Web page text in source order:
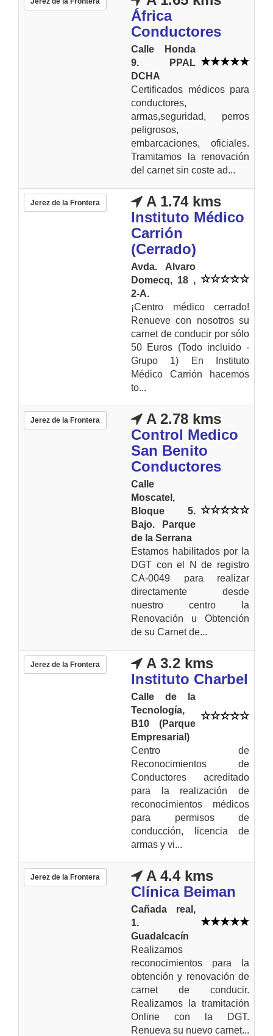
África
Conductores
Calle Honda
9. PPAL
DCHA
Certificados médicos para
conductores,
armas,seguridad, perros
peligrosos,
embarcaciones, oficiales.
Tramitamos la renovación
del carnet sin coste ad...
Jerez de la Frontera
A 1.74 kms
Instituto Médico
Carrión
(Cerrado)
Avda. Alvaro
Domecq, 18 ,
2-A.
¡Centro médico cerrado!
Renueve con nosotros su
carnet de conducir por sólo
50 Euros (Todo incluido -
Grupo 1) En Instituto
Médico Carrión hacemos
to...
Jerez de la Frontera
A 2.78 kms
Control Medico
San Benito
Conductores
Calle
Moscatel,
Bloque 5.
Bajo. Parque
de la Serrana
Estamos habilitados por la
DGT con el N de registro
CA-0049 para realizar
directamente desde
nuestro centro la
Renovación u Obtención
de su Carnet de...
Jerez de la Frontera
A 3.2 kms
Instituto Charbel
Calle de la
Tecnología,
B10 (Parque
Empresarial)
Centro de
Reconocimientos de
Conductores acreditado
para la realización de
reconocimientos médicos
para permisos de
conducción, licencia de
armas y vi...
Jerez de la Frontera
A 4.4 kms
Clínica Beiman
Cañada real,
1.
Guadalcacín
Realizamos
reconocimientos para la
obtención y renovación de
carnet de conducir.
Realizamos la tramitación
Online con la DGT.
Renueva su nuevo carnet...